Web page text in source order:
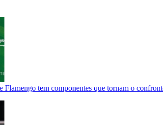
tem componentes que tornam o